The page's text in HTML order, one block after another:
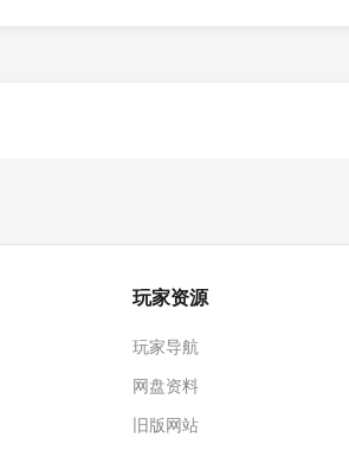
玩家资源
玩家导航
网盘资料
旧版网站